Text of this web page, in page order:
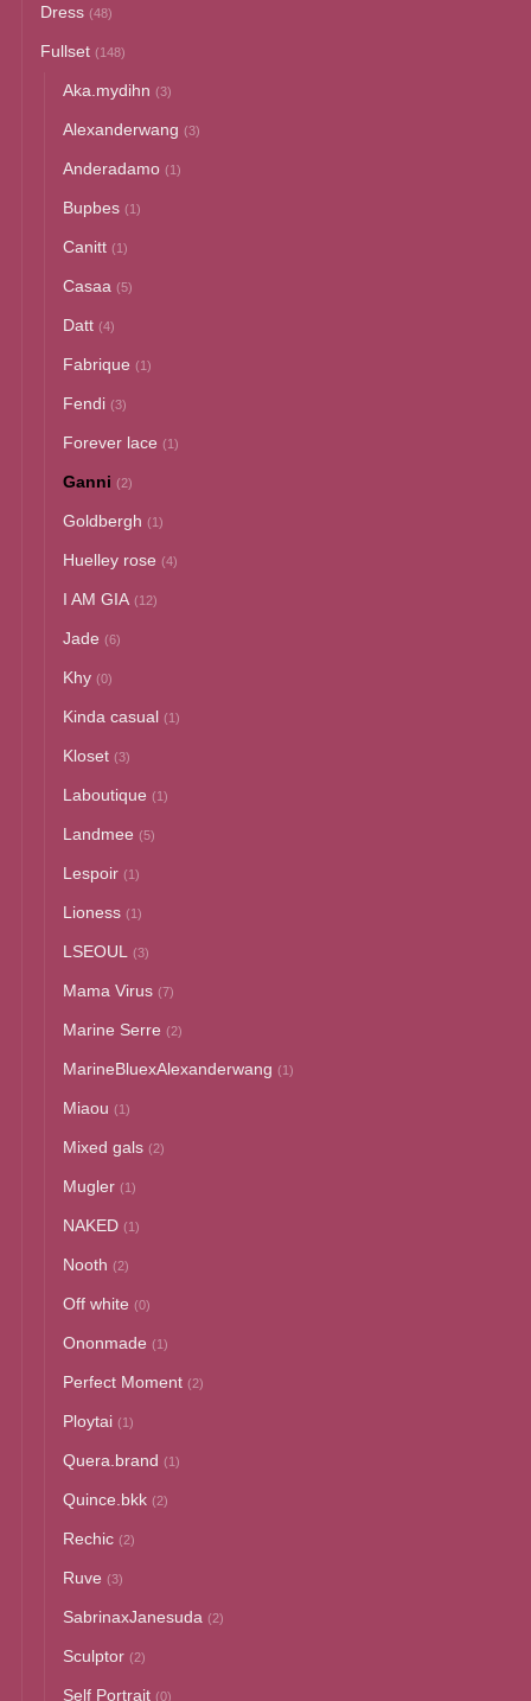
Dress (48)
Fullset (148)
Aka.mydihn (3)
Alexanderwang (3)
Anderadamo (1)
Bupbes (1)
Canitt (1)
Casaa (5)
Datt (4)
Fabrique (1)
Fendi (3)
Forever lace (1)
Ganni (2)
Goldbergh (1)
Huelley rose (4)
I AM GIA (12)
Jade (6)
Khy (0)
Kinda casual (1)
Kloset (3)
Laboutique (1)
Landmee (5)
Lespoir (1)
Lioness (1)
LSEOUL (3)
Mama Virus (7)
Marine Serre (2)
MarineBluexAlexanderwang (1)
Miaou (1)
Mixed gals (2)
Mugler (1)
NAKED (1)
Nooth (2)
Off white (0)
Ononmade (1)
Perfect Moment (2)
Ploytai (1)
Quera.brand (1)
Quince.bkk (2)
Rechic (2)
Ruve (3)
SabrinaxJanesuda (2)
Sculptor (2)
Self Portrait (0)